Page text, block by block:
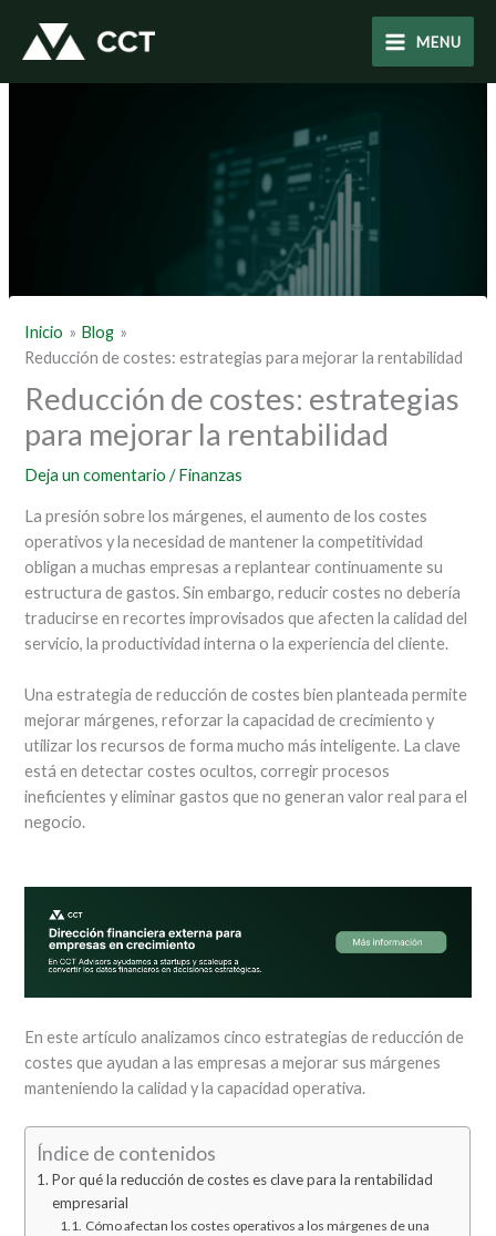
contenido
MENU
Inicio
Blog
Reducción de costes: estrategias para mejorar la rentabilidad
Reducción de costes: estrategias
para mejorar la rentabilidad
Deja un comentario /Finanzas
La presión sobre los márgenes, el aumento de los costes
operativos y la necesidad de mantener la competitividad
obligan a muchas empresas a replantear continuamente su
estructura de gastos. Sin embargo, reducir costes no debería
traducirse en recortes improvisados que afecten la calidad del
servicio, la productividad interna o la experiencia del cliente.
Una estrategia de reducción de costes bien planteada permite
mejorar márgenes, reforzar la capacidad de crecimiento y
utilizar los recursos de forma mucho más inteligente. La clave
está en detectar costes ocultos, corregir procesos
ineficientes y eliminar gastos que no generan valor real para el
negocio.
En este artículo analizamos cinco estrategias de reducción de
costes que ayudan a las empresas a mejorar sus márgenes
manteniendo la calidad y la capacidad operativa.
Índice de contenidos
Por qué la reducción de costes es clave para la rentabilidad
empresarial
Cómo afectan los costes operativos a los márgenes de una